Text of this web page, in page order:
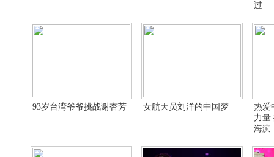
过
93岁台湾爷爷挑战谢杏芳 女航天员刘洋的中国梦
热爱
力量
海滨